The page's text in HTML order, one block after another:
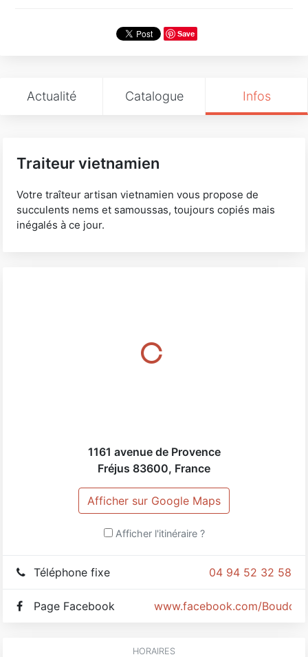
Save
Actualité Catalogue Infos
Traiteur vietnamien
Votre traîteur artisan vietnamien vous propose de
succulents nems et samoussas, toujours copiés mais
inégalés à ce jour.
1161 avenue de Provence
Fréjus 83600, France
Afficher sur Google Maps
Afficher l'itinéraire ?
04 94 52 32 58
Téléphone fixe
www.facebook.com/
Page Facebook
HORAIRES